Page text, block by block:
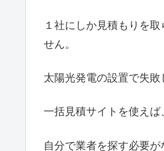
１社にしか見積もりを
せん。
太陽光発電の設置で失敗
一括見積サイトを使えば
自分で業者を探す必要が